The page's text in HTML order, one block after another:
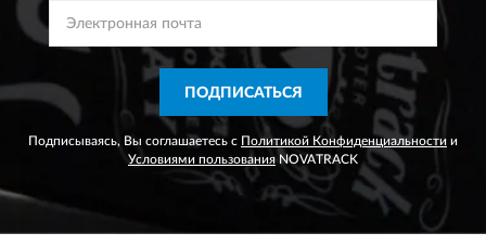
ПОДПИСАТЬСЯ
Подписываясь, Вы соглашаетесь с Политикой Конфиденциальности и
Условиями пользования NOVATRACK